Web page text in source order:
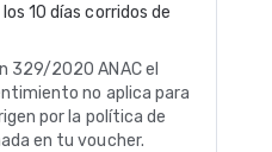
10 días corridos de
329/2020 ANAC el
no aplica para
por la política de
en tu voucher.